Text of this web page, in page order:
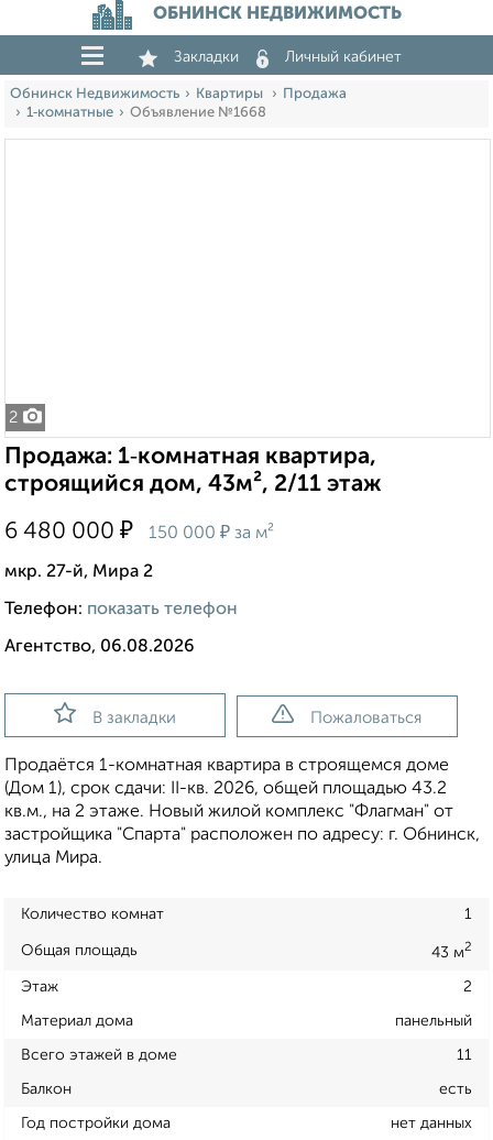
ОБНИНСК НЕДВИЖИМОСТЬ
Закладки Личный кабинет
Обнинск Недвижимость Квартиры
Продажа
1‑комнатные
Объявление №1668
2
Продажа: 1‑комнатная квартира,
строящийся дом, 43м², 2/11 этаж
6 480 000 ₽ 150 000 ₽ за м²
мкр. 27-й, Мира 2
Телефон: показать телефон
Агентство, 06.08.2026
В закладки Пожаловаться
Продаётся 1-комнатная квартира в строящемся доме
(Дом 1), срок сдачи: II-кв. 2026, общей площадью 43.2
кв.м., на 2 этаже. Новый жилой комплекс "Флагман" от
застройщика "Спарта" расположен по адресу: г. Обнинск,
улица Мира.
Количество комнат 1
Общая площадь 43 м2
Этаж 2
Материал дома панельный
Всего этажей в доме 11
Балкон есть
Год постройки дома нет данных